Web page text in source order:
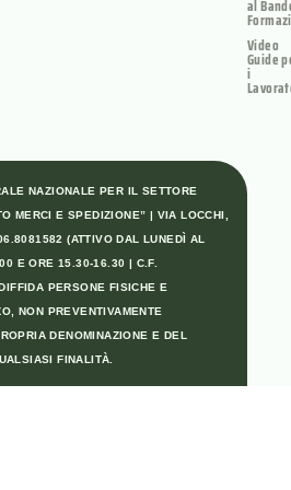
al
Video
Guide
i
NAZIONALE PER IL SETTORE
MERCI E SPEDIZIONE” | VIA LOCCHI,
(ATTIVO DAL LUNEDÌ AL
E ORE 15.30-16.30 | C.F.
PERSONE FISICHE E
NON PREVENTIVAMENTE
DENOMINAZIONE E DEL
FINALITÀ.